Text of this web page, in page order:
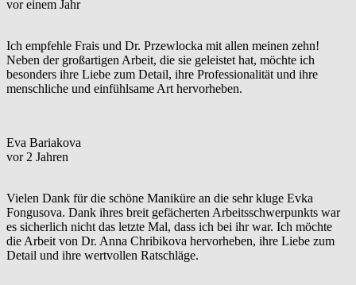
vor einem Jahr
Ich empfehle Frais und Dr. Przewlocka mit allen meinen zehn!
Neben der großartigen Arbeit, die sie geleistet hat, möchte ich
besonders ihre Liebe zum Detail, ihre Professionalität und ihre
menschliche und einfühlsame Art hervorheben.
Eva Bariakova
vor 2 Jahren
Vielen Dank für die schöne Maniküre an die sehr kluge Evka
Fongusova. Dank ihres breit gefächerten Arbeitsschwerpunkts war
es sicherlich nicht das letzte Mal, dass ich bei ihr war. Ich möchte
die Arbeit von Dr. Anna Chribikova hervorheben, ihre Liebe zum
Detail und ihre wertvollen Ratschläge.